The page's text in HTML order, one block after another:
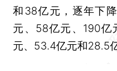
和38亿元，逐年下
元、58亿元、190亿
元、53.4亿元和28.5